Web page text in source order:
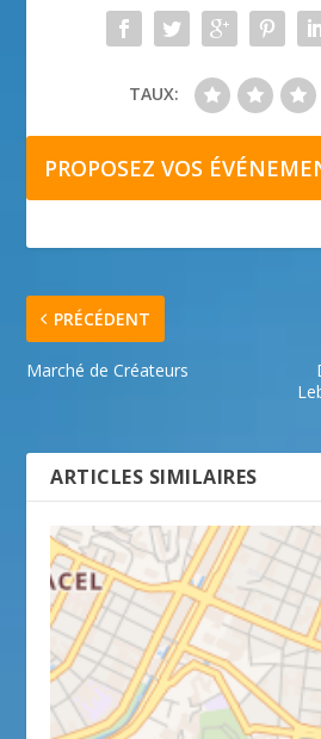
TAUX:
PROPOSEZ VOS
PRÉCÉDENT
Marché de Créateurs
ARTICLES SIMILAIRES